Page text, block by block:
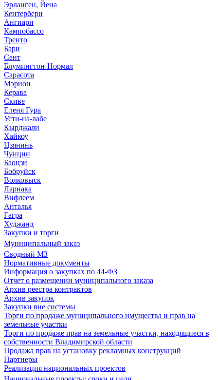
Эрланген, Йена
Кентербери
Ангиари
Кампобассо
Тренто
Бари
Сент
Блумингтон-Нормал
Сарасота
Мэрион
Керава
Скиве
Еленя Гура
Усти-на-лабе
Кырджали
Хайкоу
Цзянинь
Чунцин
Баоцзи
Бобруйск
Волковыск
Ларнака
Вифлеем
Анталья
Гагра
Худжанд
Закупки и торги
Муниципальный заказ
Сводный МЗ
Нормативные документы
Информация о закупках по 44-ФЗ
Отчет о размещении муниципального заказа
Архив реестра контрактов
Архив закупок
Закупки вне системы
Торги по продаже муниципального имущества и прав на
земельные участки
Торги по продаже прав на земельные участки, находящиеся в
собственности Владимирской области
Продажа прав на установку рекламных конструкций
Партнеры
Реализация национальных проектов